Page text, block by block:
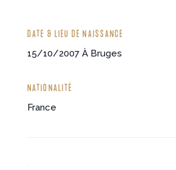
DATE & LIEU DE NAISSANCE
15/10/2007 À Bruges
NATIONALITÉ
France